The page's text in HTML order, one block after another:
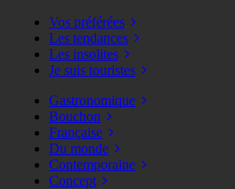
Vos préférées
Les tendances
Les insolites
Je suis touristes
Gastronomique
Bouchon
Française
Du monde
Contemporaine
Concept